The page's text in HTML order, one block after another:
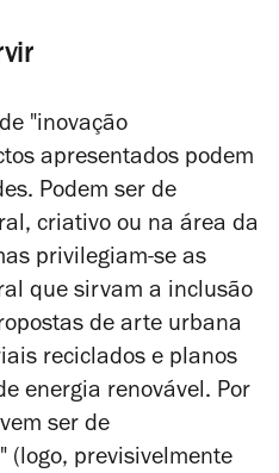
"inovação
apresentados podem
Podem ser de
criativo ou na área da
privilegiam-se as
que sirvam a inclusão
de arte urbana
reciclados e planos
energia renovável. Por
ser de
(logo, previsivelmente